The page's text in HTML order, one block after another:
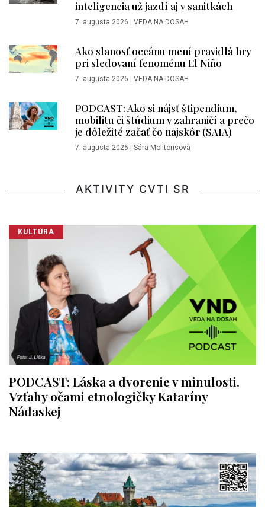
inteligencia už jazdí aj v sanitkách
7. augusta 2026 VEDA NA DOSAH
Ako slanosť oceánu mení pravidlá hry
pri sledovaní fenoménu El Niño
7. augusta 2026 VEDA NA DOSAH
PODCAST: Ako si nájsť štipendium,
mobilitu či štúdium v zahraničí a prečo
je dôležité začať čo najskôr (SAIA)
7. augusta 2026 Sára Molitorisová
AKTIVITY CVTI SR
KULTÚRA
PODCAST: Láska a dvorenie v minulosti.
Vzťahy očami etnologičky Kataríny
Nádaskej